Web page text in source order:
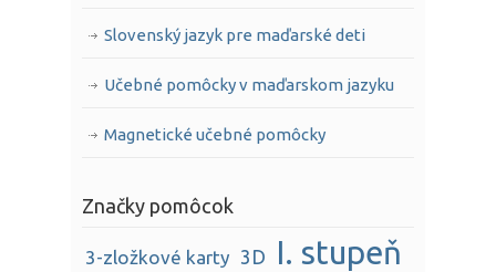
Slovenský jazyk pre maďarské deti
Učebné pomôcky v maďarskom jazyku
Magnetické učebné pomôcky
Značky pomôcok
3-zložkové karty 3D
I. stupeň